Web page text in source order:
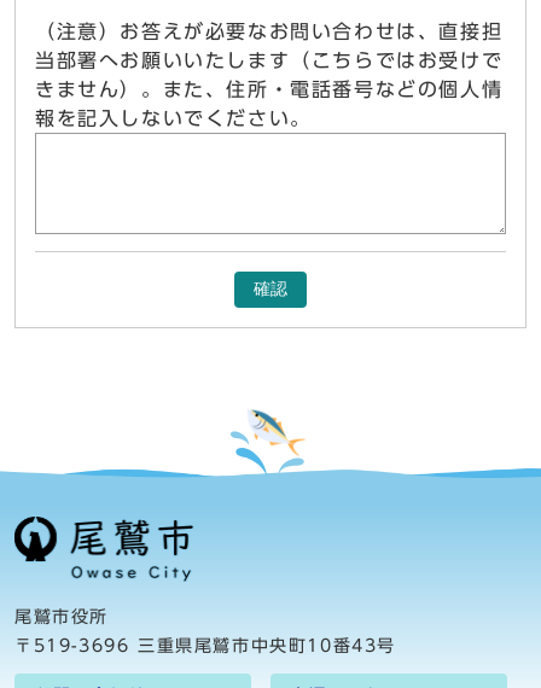
（注意）お答えが必要なお問い合わせは、直接担
当部署へお願いいたします（こちらではお受けで
きません）。また、住所・電話番号などの個人情
報を記入しないでください。
確認
尾鷲市役所
〒519-3696 三重県尾鷲市中央町10番43号